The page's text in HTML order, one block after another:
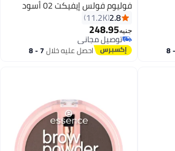
7 - 8
8
فوليوم فولس إيفيكت 02 أسود
2.8
11.2K
جنيه248.95
توصيل مجاني
توصيل مجانياحصل عليه خلال 7 - 8